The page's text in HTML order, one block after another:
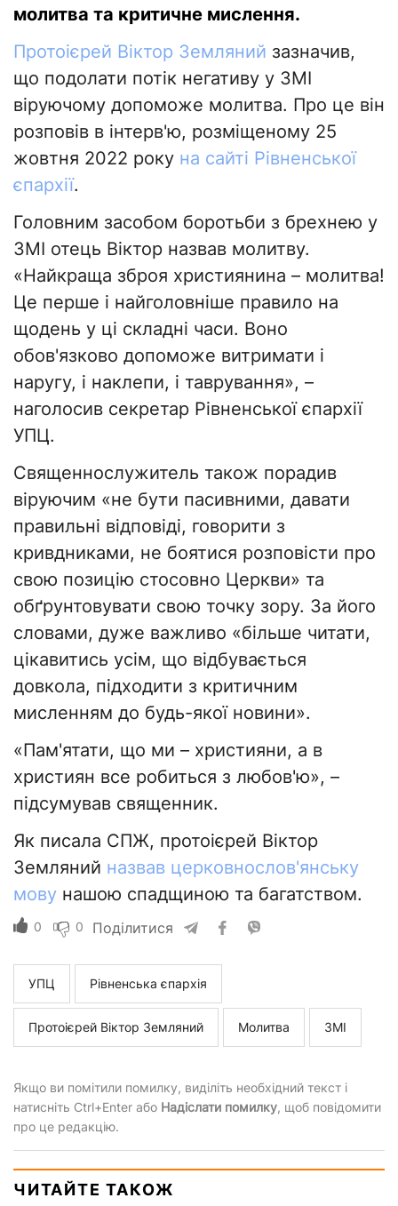
молитва та критичне мислення.
Протоієрей Віктор Земляний зазначив,
що подолати потік негативу у ЗМІ
віруючому допоможе молитва. Про це він
розповів в інтерв'ю, розміщеному 25
жовтня 2022 року на сайті Рівненської
єпархії.
Головним засобом боротьби з брехнею у
ЗМІ отець Віктор назвав молитву.
«Найкраща зброя християнина – молитва!
Це перше і найголовніше правило на
щодень у ці складні часи. Воно
обов'язково допоможе витримати і
наругу, і наклепи, і таврування», –
наголосив секретар Рівненської єпархії
УПЦ.
Священнослужитель також порадив
віруючим «не бути пасивними, давати
правильні відповіді, говорити з
кривдниками, не боятися розповісти про
свою позицію стосовно Церкви» та
обґрунтовувати свою точку зору. За його
словами, дуже важливо «більше читати,
цікавитись усім, що відбувається
довкола, підходити з критичним
мисленням до будь-якої новини».
«Пам'ятати, що ми – християни, а в
християн все робиться з любов'ю», –
підсумував священник.
Як писала СПЖ, протоієрей Віктор
Земляний назвав церковнослов'янську
мову нашою спадщиною та багатством.
0 0 Поділитися
УПЦ Рівненська єпархія
Протоієрей Віктор Земляний Молитва ЗМІ
Якщо ви помітили помилку, виділіть необхідний текст і
натисніть Ctrl+Enter або Надіслати помилку, щоб повідомити
про це редакцію.
ЧИТАЙТЕ ТАКОЖ